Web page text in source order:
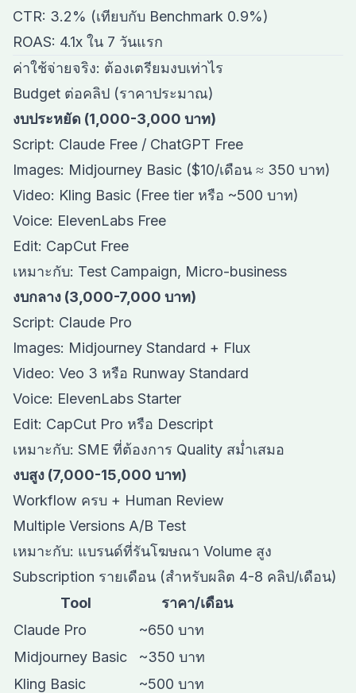
CTR: 3.2% (เทียบกับ Benchmark 0.9%)
ROAS: 4.1x ใน 7 วันแรก
ค่าใช้จ่ายจริง: ต้องเตรียมงบเท่าไร
Budget ต่อคลิป (ราคาประมาณ)
งบประหยัด (1,000-3,000 บาท)
Script: Claude Free / ChatGPT Free
Images: Midjourney Basic ($10/เดือน ≈ 350 บาท)
Video: Kling Basic (Free tier หรือ ~500 บาท)
Voice: ElevenLabs Free
Edit: CapCut Free
เหมาะกับ: Test Campaign, Micro-business
งบกลาง (3,000-7,000 บาท)
Script: Claude Pro
Images: Midjourney Standard + Flux
Video: Veo 3 หรือ Runway Standard
Voice: ElevenLabs Starter
Edit: CapCut Pro หรือ Descript
เหมาะกับ: SME ที่ต้องการ Quality สม่ำเสมอ
งบสูง (7,000-15,000 บาท)
Workflow ครบ + Human Review
Multiple Versions A/B Test
เหมาะกับ: แบรนด์ที่รันโฆษณา Volume สูง
Subscription รายเดือน (สำหรับผลิต 4-8 คลิป/เดือน)
Tool
ราคา/เดือน
Claude Pro
~650 บาท
Midjourney Basic
~350 บาท
Kling Basic
~500 บาท